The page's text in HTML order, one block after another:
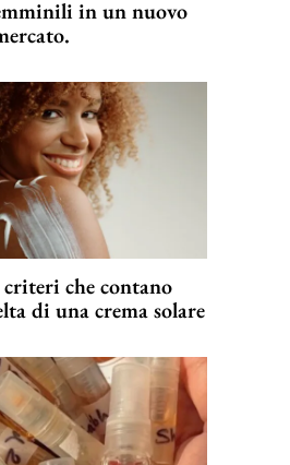
in un nuovo
criteri che contano
di una crema solare